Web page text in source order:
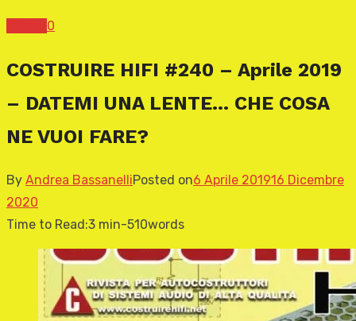
0
COSTRUIRE HIFI #240 – Aprile 2019
– DATEMI UNA LENTE… CHE COSA
NE VUOI FARE?
By Andrea BassanelliPosted on6 Aprile 201916 Dicembre
2020
Time to Read:3 min-510words